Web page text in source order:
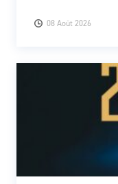
08 Août 2026